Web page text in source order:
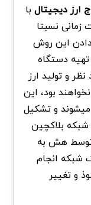
ارز دیجیتال با
نسبتا
این روش
دستگاه
و تولید ارز
بود، این
و تشکیل
بلاکچین
توسط هش به
شبکه انجام
و تغییر